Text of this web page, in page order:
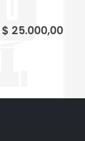
$ 25.000,00